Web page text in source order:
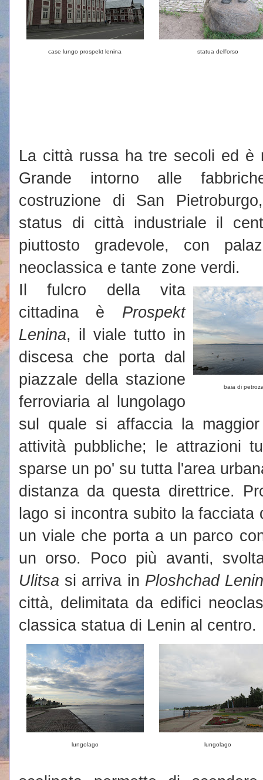
case lungo prospekt lenina statua dell'orso
La città russa ha tre secoli ed è
Grande intorno alle
costruzione di San
status di città industriale il
piuttosto gradevole, con
neoclassica e tante zone verdi.
baia di
Il fulcro della vita
cittadina è Prospekt
Lenina, il viale tutto in
discesa che porta dal
piazzale della stazione
ferroviaria al lungolago
sul quale si affaccia la
attività pubbliche; le attrazioni
sparse un po' su tutta l'area
distanza da questa direttrice.
lago si incontra subito la facciata
un viale che porta a un parco
un orso. Poco più avanti,
Ulitsa si arriva in Ploshchad
città, delimitata da edifici
classica statua di Lenin al centro.
lungolago lungolago